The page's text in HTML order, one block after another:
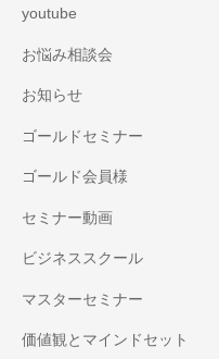
youtube
お悩み相談会
お知らせ
ゴールドセミナー
ゴールド会員様
セミナー動画
ビジネススクール
マスターセミナー
価値観とマインドセット